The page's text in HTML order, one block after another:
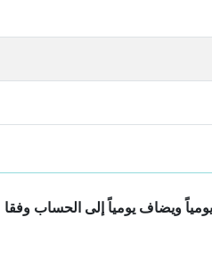
ويضاف يومياً إلى الحساب وفقا